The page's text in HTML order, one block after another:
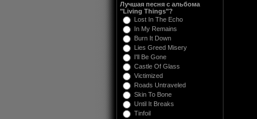
Лучшая песня с альбома
"Living Things"?
Lost In The Echo
In My Remains
Burn It Down
Lies Greed Misery
I'll Be Gone
Castle Of Glass
Victimized
Roads Untraveled
Skin To Bone
Until It Breaks
Tinfoil